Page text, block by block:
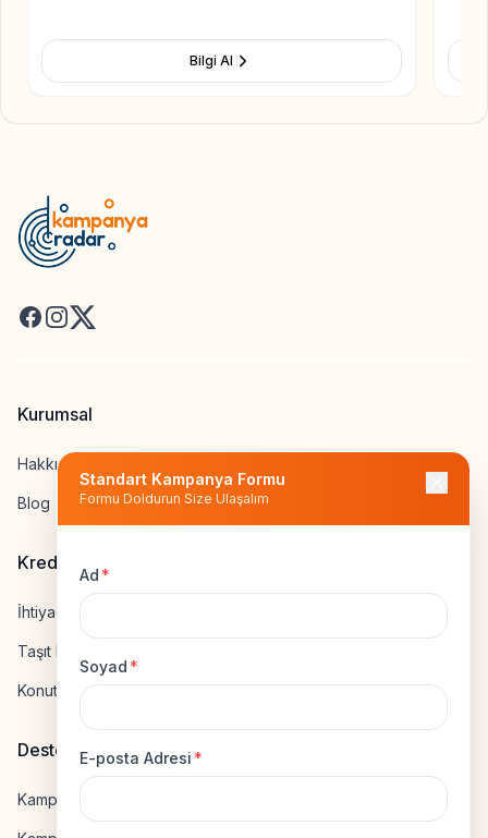
Bilgi Al
Standart Kampanya Formu
Formu Doldurun Size Ulaşalım
Ad *
Soyad *
E-posta Adresi *
Facebook
Instagram
X
Kurumsal
Hakkımızda
Blog
Kredi Hesapla
İhtiyaç Kredisi Hesapla
Taşıt Kredisi Hesapla
Konut Kredisi Hesapla
Destek
Kampanya Gönderme